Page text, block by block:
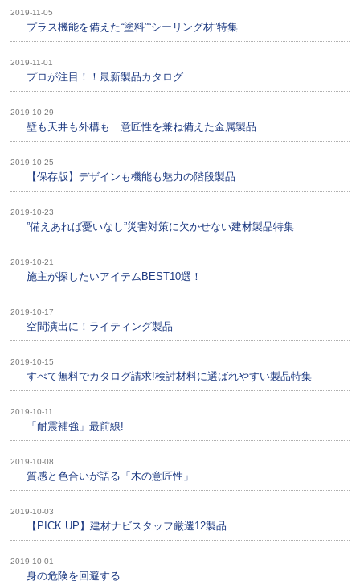
2019-11-05
プラス機能を備えた“塗料”“シーリング材”特集
2019-11-01
プロが注目！！最新製品カタログ
2019-10-29
壁も天井も外構も…意匠性を兼ね備えた金属製品
2019-10-25
【保存版】デザインも機能も魅力の階段製品
2019-10-23
”備えあれば憂いなし”災害対策に欠かせない建材製品特集
2019-10-21
施主が探したいアイテムBEST10選！
2019-10-17
空間演出に！ライティング製品
2019-10-15
すべて無料でカタログ請求!検討材料に選ばれやすい製品特集
2019-10-11
「耐震補強」最前線!
2019-10-08
質感と色合いが語る「木の意匠性」
2019-10-03
【PICK UP】建材ナビスタッフ厳選12製品
2019-10-01
身の危険を回避する